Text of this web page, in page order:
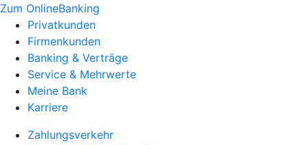
Zum OnlineBanking
Privatkunden
Firmenkunden
Banking & Verträge
Service & Mehrwerte
Meine Bank
Karriere
Zahlungsverkehr